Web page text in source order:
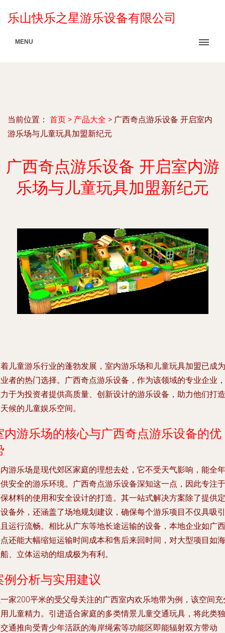
乐山快乐之星游乐设备有限公司
MENU
当前位置： 首页 > 产品大全 > 广西奇点游乐设备 开启室内
游乐场与儿童玩具加盟新纪元
广西奇点游乐设备 开启室内游
乐场与儿童玩具加盟新纪元
儿童游乐行业的蓬勃发展，室内游乐场和儿童玩具加盟已成为
者的热门选择。广西奇点游乐设备，作为该领域的专业企业，
于为投资者提供高质量、创新设计的游乐设备，助力他们打造
候的儿童娱乐空间。
内游乐场的核心与广西奇点游乐设备的优
游乐场是现代郊区家庭的理想去处，它不受天气影响，能全年
安全的游乐环境。广西奇点游乐设备深知这一点，因此专注于
材料的使用和安全设计的打造。其一站式解决方案除了提供定
备外，还涵盖了场地规划建议，确保每个游乐项目不仅具吸引
运行流畅。相比从广东等地长途运输的设备，本地企业如广西
还能大幅缩短运输时间成本和售后来回时间，对大型项目如海
、立体运动的组成极为有利。
例分析与实用建议
家200平米的受父母关注的广西室内欢乐地带为例，该空间充
儿童精力。引进适合家庭的多类情景儿童交通玩具，将此类独
通推向受青少年活跃的海岸绳索等功能区即能辐射双方带动